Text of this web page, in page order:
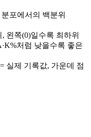
포에서의 백분위
왼쪽(0)일수록 최하위
처럼 낮을수록 좋은
실제 기록값, 가운데 점